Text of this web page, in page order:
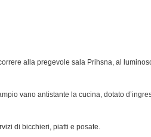
alla pregevole sala Prihsna, al
vano antistante la cucina, dotato
di bicchieri, piatti e posate.